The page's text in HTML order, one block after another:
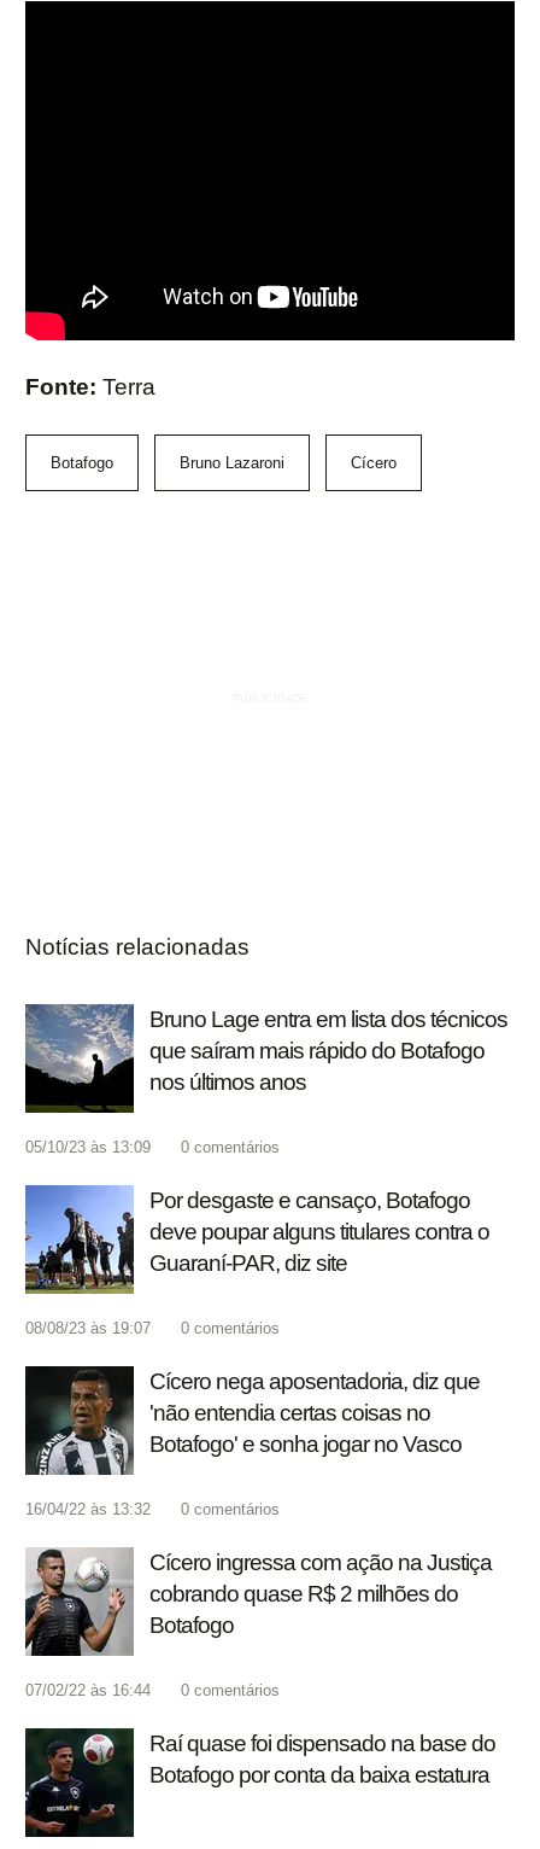
Fonte: Terra
Botafogo Bruno Lazaroni Cícero
Notícias relacionadas
Bruno Lage entra em lista dos técnicos
que saíram mais rápido do Botafogo
nos últimos anos
05/10/23 às 13:09 0 comentários
Por desgaste e cansaço, Botafogo
deve poupar alguns titulares contra o
Guaraní-PAR, diz site
08/08/23 às 19:07 0 comentários
Cícero nega aposentadoria, diz que
'não entendia certas coisas no
Botafogo' e sonha jogar no Vasco
16/04/22 às 13:32 0 comentários
Cícero ingressa com ação na Justiça
cobrando quase R$ 2 milhões do
Botafogo
07/02/22 às 16:44 0 comentários
Raí quase foi dispensado na base do
Botafogo por conta da baixa estatura